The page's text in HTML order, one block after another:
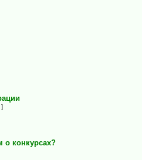
]
конкурсах?